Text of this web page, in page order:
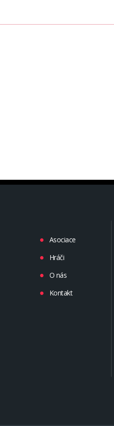
Asociace
Hráči
O nás
Kontakt